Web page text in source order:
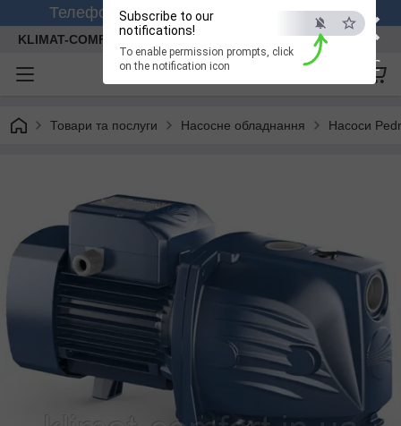
×
ESC
Subscribe to our
notifications!
To enable permission prompts, click
on the notification icon
Телефонуйте +380 (99) 158-26-56 (viber)
KLIMAT-COMFORT
Товари та послуги Насосне обладнання Насоси